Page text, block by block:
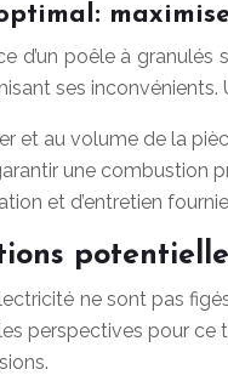
d’un poêle à
ses
et au volume de la
une
et d’entretien
ne sont pas
perspectives pour